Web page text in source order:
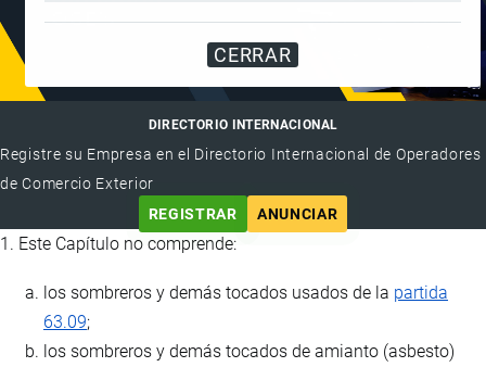
CERRAR
DIRECTORIO INTERNACIONAL
Registre su Empresa en el Directorio Internacional de Operadores
de Comercio Exterior
REGISTRAR
ANUNCIAR
1. Este Capítulo no comprende:
los sombreros y demás tocados usados de la partida
63.09;
los sombreros y demás tocados de amianto (asbesto)